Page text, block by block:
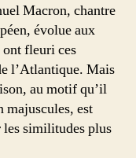
Macron, chantre
évolue aux
fleuri ces
l’Atlantique. Mais
au motif qu’il
majuscules, est
les similitudes plus